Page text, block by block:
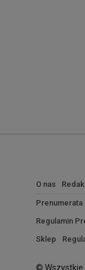
O nas
Prenumerata
Regulamin
Sklep
© Wszystkie